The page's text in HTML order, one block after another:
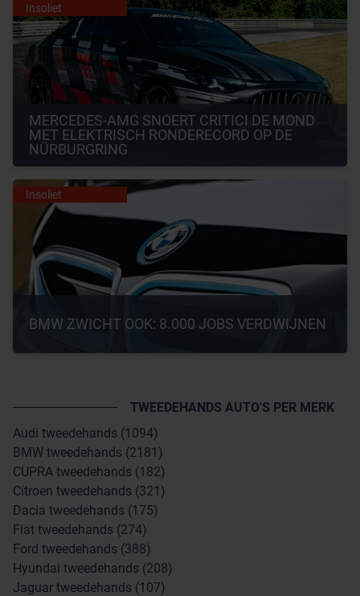
Insoliet
MERCEDES-AMG SNOERT CRITICI DE MOND
MET ELEKTRISCH RONDERECORD OP DE
NÜRBURGRING
Insoliet
BMW ZWICHT OOK: 8.000 JOBS VERDWIJNEN
TWEEDEHANDS AUTO'S PER MERK
Audi tweedehands (1094)
BMW tweedehands (2181)
CUPRA tweedehands (182)
Citroen tweedehands (321)
Dacia tweedehands (175)
Fiat tweedehands (274)
Ford tweedehands (388)
Hyundai tweedehands (208)
Jaguar tweedehands (107)